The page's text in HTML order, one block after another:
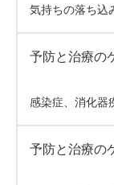
気持ちの落ち込
予防と治療の
感染症、消化器
予防と治療の